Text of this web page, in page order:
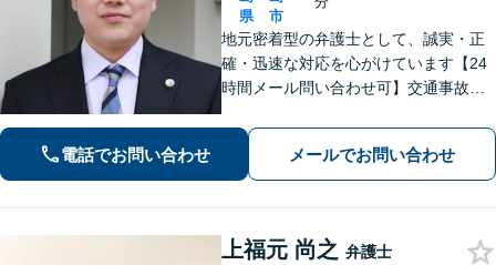
県
市
地元密着型の弁護士として、誠実・正
確・迅速な対応を心がけています【24
時間メール問い合わせ可】交通事故／
幅広く対応。新しい人生のスタートを
切るお手伝いをします【市電水族館口
駅2分】【完全個室】
電話でお問い合わせ メールでお問い合わせ
上福元 尚之 弁護士